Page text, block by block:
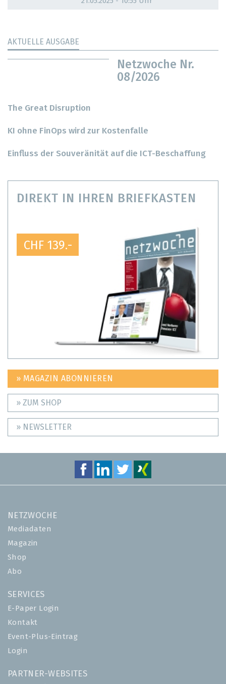
AKTUELLE AUSGABE
Netzwoche Nr.
08/2026
The Great Disruption
KI ohne FinOps wird zur Kostenfalle
Einfluss der Souveränität auf die ICT-Beschaffung
DIREKT IN IHREN BRIEFKASTEN
CHF 139.-
» MAGAZIN ABONNIEREN
» ZUM SHOP
» NEWSLETTER
NETZWOCHE
Mediadaten
Magazin
Shop
Abo
SERVICES
E-Paper Login
Kontakt
Event-Plus-Eintrag
Login
PARTNER-WEBSITES